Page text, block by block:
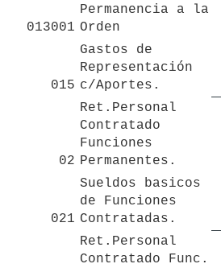
013001
Permanencia a la
Orden
015
Gastos de
Representación
c/Aportes.
02
Ret.Personal
Contratado
Funciones
Permanentes.
021
Sueldos basicos
de Funciones
Contratadas.
Ret.Personal
Contratado Func.